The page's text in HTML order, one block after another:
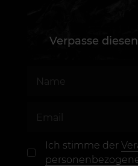
Verpasse
Ich stimme der